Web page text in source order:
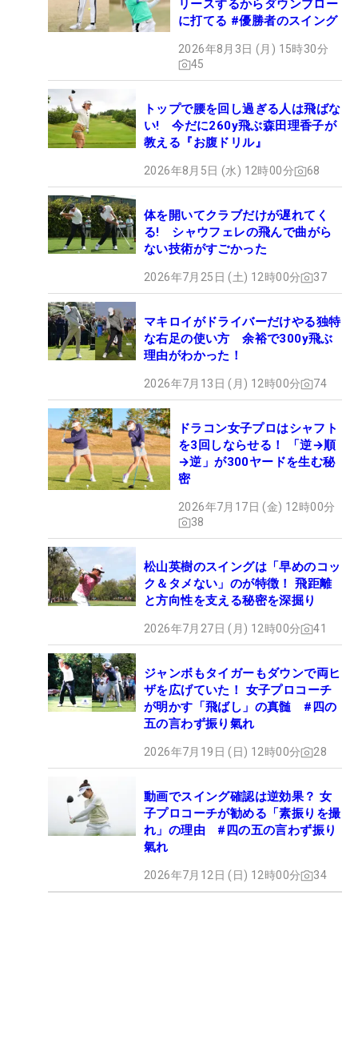
リースするからダウンブロー
に打てる #優勝者のスイング
2026年8月3日 (月) 15時30分
45
トップで腰を回し過ぎる人は飛ばな
い! 今だに260y飛ぶ森田理香子が
教える『お腹ドリル』
2026年8月5日 (水) 12時00分 68
体を開いてクラブだけが遅れてく
る! シャウフェレの飛んで曲がら
ない技術がすごかった
2026年7月25日 (土) 12時00分 37
マキロイがドライバーだけやる独特
な右足の使い方 余裕で300y飛ぶ
理由がわかった！
2026年7月13日 (月) 12時00分 74
ドラコン女子プロはシャフト
を3回しならせる！ 「逆→順
→逆」が300ヤードを生む秘
密
2026年7月17日 (金) 12時00分
38
松山英樹のスイングは「早めのコッ
ク＆タメない」のが特徴！ 飛距離
と方向性を支える秘密を深掘り
2026年7月27日 (月) 12時00分 41
ジャンボもタイガーもダウンで両ヒ
ザを広げていた！ 女子プロコーチ
が明かす「飛ばし」の真髄 #四の
五の言わず振り氣れ
2026年7月19日 (日) 12時00分 28
動画でスイング確認は逆効果？ 女
子プロコーチが勧める「素振りを撮
れ」の理由 #四の五の言わず振り
氣れ
2026年7月12日 (日) 12時00分 34